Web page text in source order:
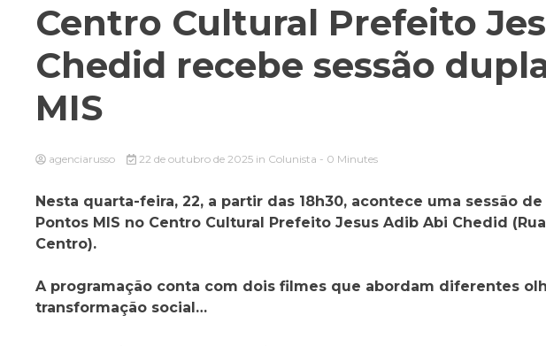
Centro Cultural Prefeito
Chedid recebe sessão
MIS
agenciarusso 22 de outubro de 2025 in Colunista - 0 Minutes
Nesta quarta-feira, 22, a partir das 18h30, acontece uma sessão
Pontos MIS no Centro Cultural Prefeito Jesus Adib Abi Chedid
Centro).
A programação conta com dois filmes que abordam diferentes
transformação social…